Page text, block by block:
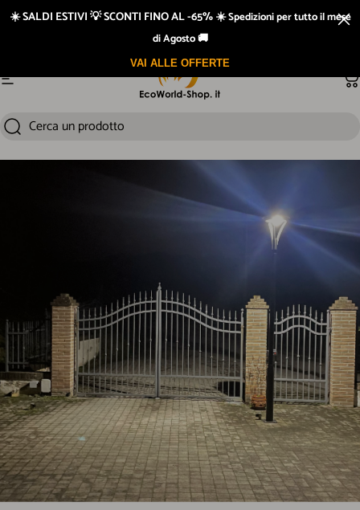
Vai direttamente ai contenutiProdotti testati
Navigazione del sito
CercaCerca un prodotto
☀️ SALDI ESTIVI 💡 SCONTI FINO AL -65% ☀️Spedizioni per tutto il mese
di Agosto 🚚
VAI ALLE OFFERTE